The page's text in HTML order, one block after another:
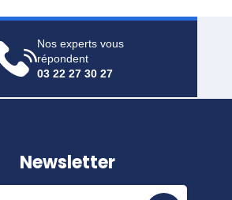
Nos experts vous
répondent
03 22 27 30 27
Newsletter